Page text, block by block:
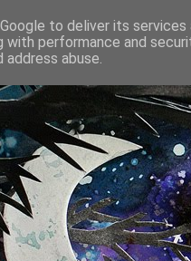
to deliver its
with performance and
abuse.